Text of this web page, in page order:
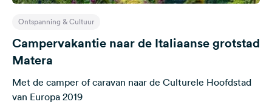
Ontspanning & Cultuur
Campervakantie naar de Italiaanse grotstad
Matera
Met de camper of caravan naar de Culturele Hoofdstad
van Europa 2019